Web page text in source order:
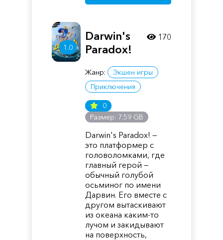
1.0
Darwin's
Paradox!
Жанр:
Экшен игры
Приключения
0
Размер: 7.59 GB
Darwin's Paradox! —
это платформер с
головоломками, где
главный герой —
обычный голубой
осьминог по имени
Дарвин. Его вместе с
другом вытаскивают
из океана каким-то
лучом и закидывают
на поверхность,
170